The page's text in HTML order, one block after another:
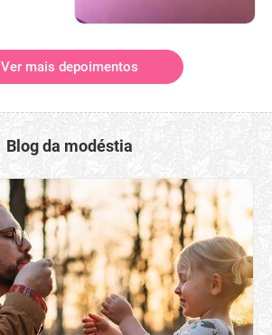
Ver mais depoimentos
Blog da modéstia